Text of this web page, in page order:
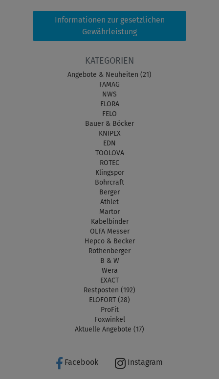
Informationen zur gesetzlichen
Gewährleistung
KATEGORIEN
Angebote & Neuheiten (21)
FAMAG
NWS
ELORA
FELO
Bauer & Böcker
KNIPEX
EDN
TOOLOVA
ROTEC
Klingspor
Bohrcraft
Berger
Athlet
Martor
Kabelbinder
OLFA Messer
Hepco & Becker
Rothenberger
B & W
Wera
EXACT
Restposten (192)
ELOFORT (28)
ProFit
Foxwinkel
Aktuelle Angebote (17)
Facebook Instagram